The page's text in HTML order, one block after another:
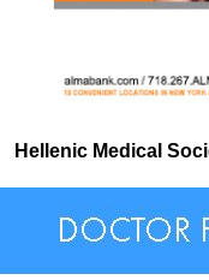
Hellenic Medical